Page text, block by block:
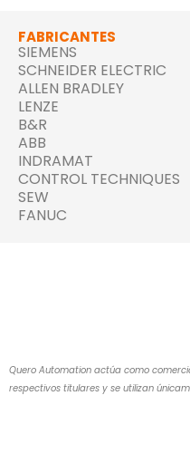
FABRICANTES
SIEMENS
SCHNEIDER ELECTRIC
ALLEN BRADLEY
LENZE
B&R
ABB
INDRAMAT
CONTROL TECHNIQUES
SEW
FANUC
Quero Automation actúa como
respectivos titulares y se utilizan